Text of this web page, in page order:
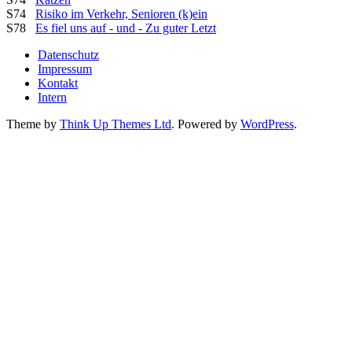
S74 Risiko im Verkehr, Senioren (k)ein
S78 Es fiel uns auf - und - Zu guter Letzt
Datenschutz
Impressum
Kontakt
Intern
Theme by Think Up Themes Ltd. Powered by WordPress.